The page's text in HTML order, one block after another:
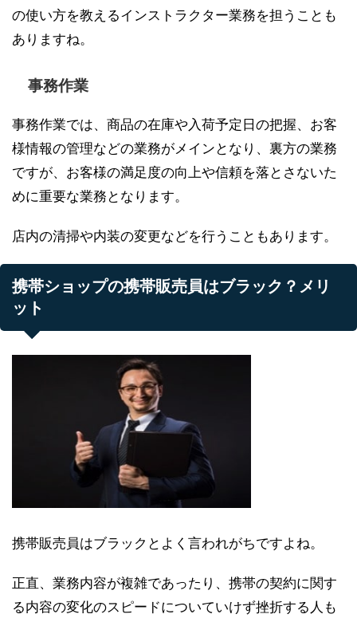
の使い方を教えるインストラクター業務を担うことも
ありますね。
事務作業
事務作業では、商品の在庫や入荷予定日の把握、お客
様情報の管理などの業務がメインとなり、裏方の業務
ですが、お客様の満足度の向上や信頼を落とさないた
めに重要な業務となります。
店内の清掃や内装の変更などを行うこともあります。
携帯ショップの携帯販売員はブラック？メリ
ット
携帯販売員はブラックとよく言われがちですよね。
正直、業務内容が複雑であったり、携帯の契約に関す
る内容の変化のスピードについていけず挫折する人も